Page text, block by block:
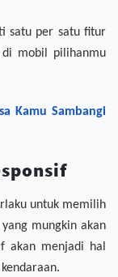
satu per satu fitur
di mobil pilihanmu
Kamu Sambangi
untuk memilih
mungkin akan
akan menjadi hal